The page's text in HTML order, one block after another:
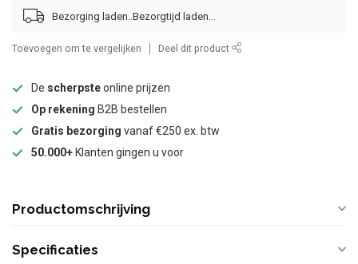
Bezorging laden..
Toevoegen om te vergelijken Deel dit product
De scherpsteonline prijzen
Op rekening B2B bestellen
Gratis bezorging vanaf €250 ex. btw
50.000+ Klanten gingen u voor
Productomschrijving
Specificaties